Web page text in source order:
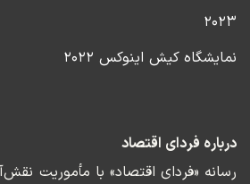
۲۰۲۳
نمایشگاه کیش اینوکس ۲۰۲۲
درباره فردای اقتصاد
رسانه «فردای اقتصاد» با مأموریت